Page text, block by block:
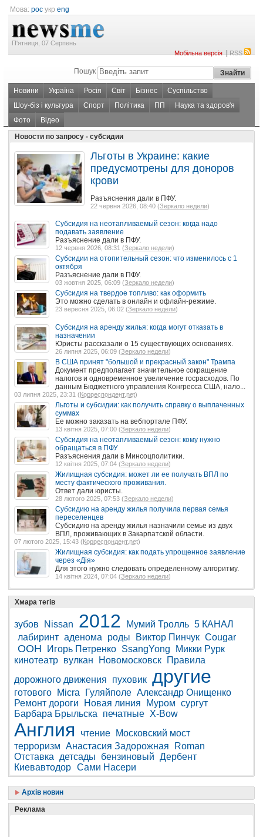
Мова: рос укр eng
П'ятниця, 07 Серпень
Мобільна версія|RSS
Пошук
Новини Україна Росія Світ Бізнес
Суспільство
Шоу-біз і культура
Спорт Політика ПП
Наука та здоров'я
Фото
Відео
Новости по запросу - субсидии
Льготы в Украине: какие
предусмотрены для доноров
крови
Разъяснения дали в ПФУ.
22 червня 2026, 08:40 (Зеркало недели)
Субсидия на неотапливаемый сезон: когда надо
подавать заявление
Разъяснение дали в ПФУ.
12 червня 2026, 08:31 (Зеркало недели)
Субсидии на отопительный сезон: что изменилось с 1
октября
Разъяснение дали в ПФУ.
03 жовтня 2025, 06:09 (Зеркало недели)
Субсидия на твердое топливо: как оформить
Это можно сделать в онлайн и офлайн-режиме.
23 вересня 2025, 06:02 (Зеркало недели)
Субсидия на аренду жилья: когда могут отказать в
назначении
Юристы рассказали о 15 существующих основаниях.
26 липня 2025, 06:09 (Зеркало недели)
В США принят "большой и прекрасный закон" Трампа
Документ предполагает значительное сокращение
налогов и одновременное увеличение госрасходов. По
данным Бюджетного управления Конгресса США, нало...
03 липня 2025, 23:31 ( Корреспондент.net)
Льготы и субсидии: как получить справку о выплаченных
суммах
Ее можно заказать на вебпортале ПФУ.
13 квітня 2025, 07:00 (Зеркало недели)
Субсидия на неотапливаемый сезон: кому нужно
обращаться в ПФУ
Разъяснения дали в Минсоцполитики.
12 квітня 2025, 07:04 (Зеркало недели)
Жилищная субсидия: может ли ее получать ВПЛ по
месту фактического проживания.
Ответ дали юристы.
28 лютого 2025, 07:53 (Зеркало недели)
Субсидию на аренду жилья получила первая семья
переселенцев
Субсидию на аренду жилья назначили семье из двух
ВПЛ, проживающих в Закарпатской области.
07 лютого 2025, 15:43 ( Корреспондент.net)
Жилищная субсидия: как подать упрощенное заявление
через «Дія»
Для этого нужно следовать определенному алгоритму.
14 квітня 2024, 07:04 (Зеркало недели)
Хмара тегів
зубов Nissan 2012 Мумий Тролль 5 КАНАЛ
лабиринт аденома роды Виктор Пинчук Cougar
ООН Игорь Петренко SsangYong
Микки Рурк
кинотеатр вулкан Новомосковск
Правила
дорожного движения
пуховик другие
готового Micra Гуляйполе Александр Онищенко
Ремонт дороги
Новая линия Муром сургут
Барбара Брыльска
печатные X-Bow
Англия чтение
Московский мост
терроризм Анастасия Задорожная
Roman
Отставка
детсады бензиновый Дербент
Киевавтодор Сами Насери
Архів новин
Реклама